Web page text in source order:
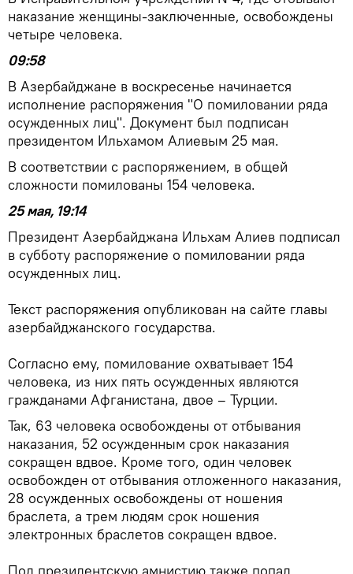
наказание женщины-заключенные, освобождены
четыре человека.
09:58
В Азербайджане в воскресенье начинается
исполнение распоряжения "О помиловании ряда
осужденных лиц". Документ был подписан
президентом Ильхамом Алиевым 25 мая.
В соответствии с распоряжением, в общей
сложности помилованы 154 человека.
25 мая, 19:14
Президент Азербайджана Ильхам Алиев подписал
в субботу распоряжение о помиловании ряда
осужденных лиц.
Текст распоряжения опубликован на сайте главы
азербайджанского государства.
Согласно ему, помилование охватывает 154
человека, из них пять осужденных являются
гражданами Афганистана, двое – Турции.
Так, 63 человека освобождены от отбывания
наказания, 52 осужденным срок наказания
сокращен вдвое. Кроме того, один человек
освобожден от отбывания отложенного наказания,
28 осужденных освобождены от ношения
браслета, а трем людям срок ношения
электронных браслетов сокращен вдвое.
Под президентскую амнистию также попал